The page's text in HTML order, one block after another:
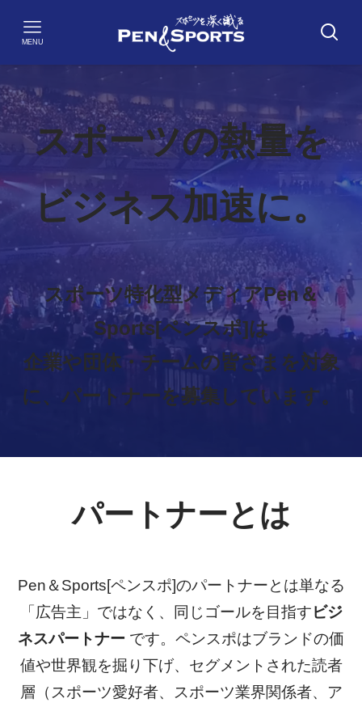
MENU
スポーツの熱量を
ビジネス加速に。
スポーツ特化型メディアPen＆
Sports[ペンスポ]は
企業や団体・チームの皆さまを対象
に、パートナーを募集しています。
パートナーとは
Pen＆Sports[ペンスポ]のパートナーとは単なる
「広告主」ではなく、同じゴールを目指すビジ
ネスパートナー です。ペンスポはブランドの価
値や世界観を掘り下げ、セグメントされた読者
層（スポーツ愛好者、スポーツ業界関係者、ア